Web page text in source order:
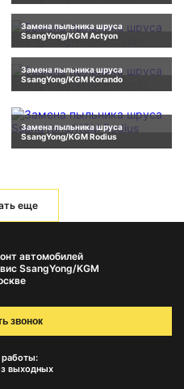
Замена пыльника шруса
SsangYong/KGM Actyon
Замена пыльника шруса
SsangYong/KGM Korando
Замена пыльника шруса
SsangYong/KGM Rodius
еще
автомобилей
SsangYong/KGM
выходных
звонок